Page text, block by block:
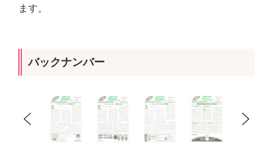
ます。
バックナンバー